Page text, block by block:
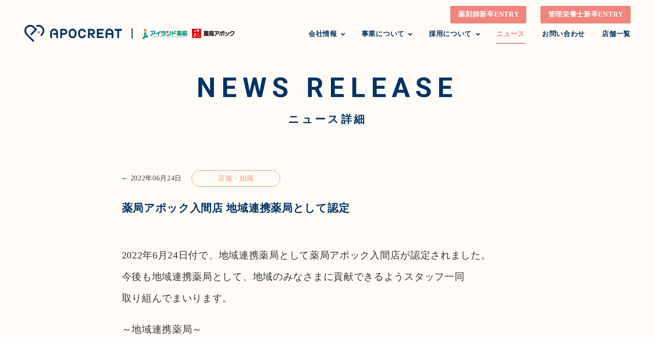
会社情報 事業について 採用について ニュース お問い合わせ 店舗一覧
薬剤師新卒ENTRY 管理栄養士新卒ENTRY
NEWS RELEASE
ニュース詳細
2022年06月24日 店舗・組織
薬局アポック入間店 地域連携薬局として認定
2022年6月24日付で、地域連携薬局として薬局アポック入間店が認定されました。
今後も地域連携薬局として、地域のみなさまに貢献できるようスタッフ一同
取り組んでまいります。
～地域連携薬局～